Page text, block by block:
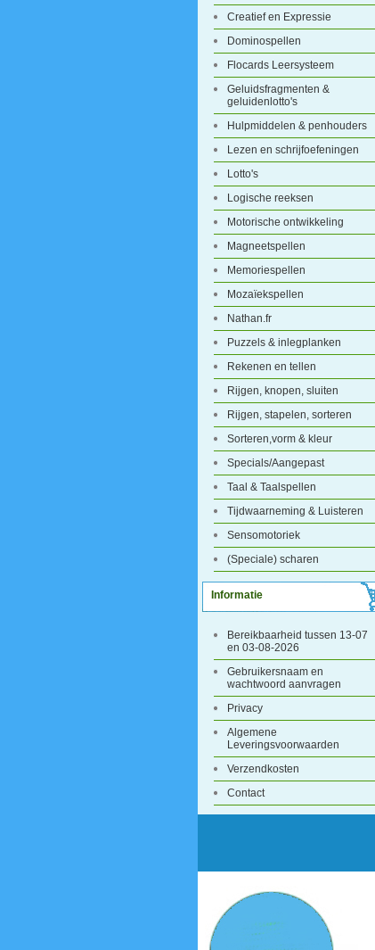
Creatief en Expressie
Dominospellen
Flocards Leersysteem
Geluidsfragmenten &
geluidenlotto's
Hulpmiddelen & penhouders
Lezen en schrijfoefeningen
Lotto's
Logische reeksen
Motorische ontwikkeling
Magneetspellen
Memoriespellen
Mozaïekspellen
Nathan.fr
Puzzels & inlegplanken
Rekenen en tellen
Rijgen, knopen, sluiten
Rijgen, stapelen, sorteren
Sorteren,vorm & kleur
Specials/Aangepast
Taal & Taalspellen
Tijdwaarneming & Luisteren
Sensomotoriek
(Speciale) scharen
Informatie
Bereikbaarheid tussen 13-07
en 03-08-2026
Gebruikersnaam en
wachtwoord aanvragen
Privacy
Algemene
Leveringsvoorwaarden
Verzendkosten
Contact